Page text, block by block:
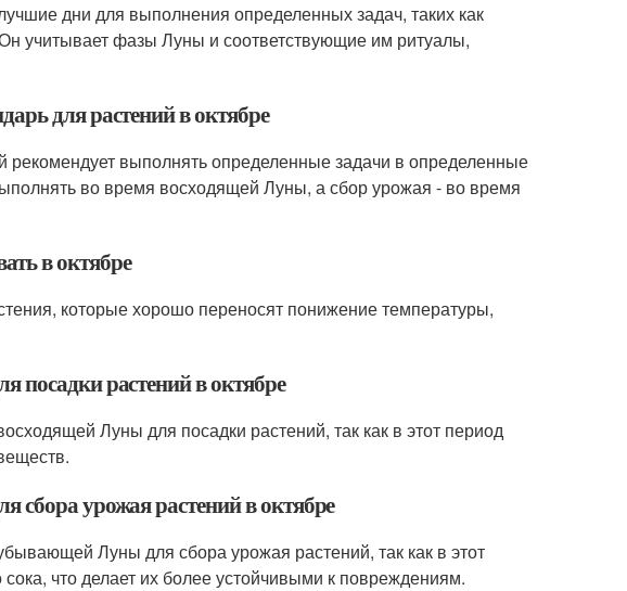
дни для выполнения определенных задач, таких как
учитывает фазы Луны и соответствующие им ритуалы,
для растений в октябре
рекомендует выполнять определенные задачи в определенные
во время восходящей Луны, а сбор урожая - во время
в октябре
которые хорошо переносят понижение температуры,
посадки растений в октябре
Луны для посадки растений, так как в этот период
сбора урожая растений в октябре
Луны для сбора урожая растений, так как в этот
что делает их более устойчивыми к повреждениям.